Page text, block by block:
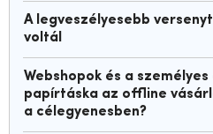
A legveszélyesebb
voltál
Webshopok és a
papírtáska az offline
a célegyenesben?